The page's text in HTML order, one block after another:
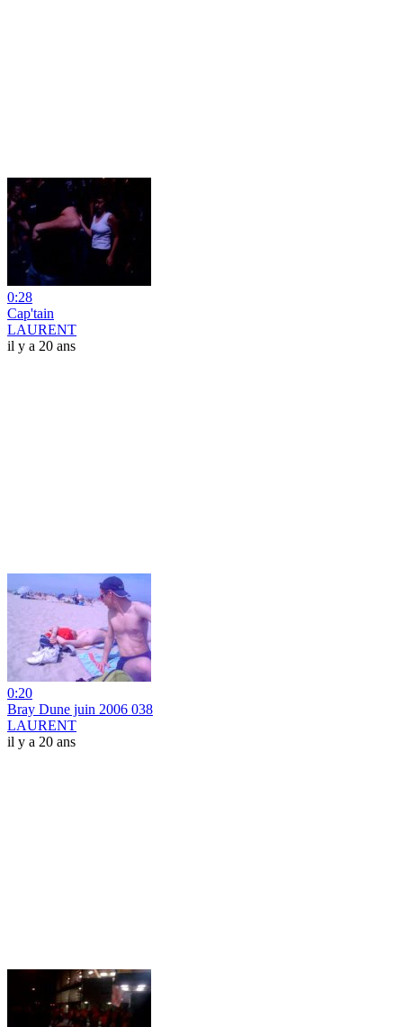
0:28
Cap'tain
LAURENT
il y a 20 ans
0:20
Bray Dune juin 2006 038
LAURENT
il y a 20 ans